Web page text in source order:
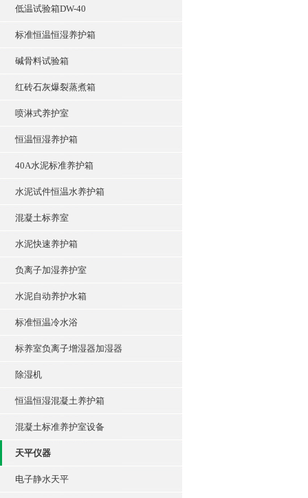
低温试验箱DW-40
标准恒温恒湿养护箱
碱骨料试验箱
红砖石灰爆裂蒸煮箱
喷淋式养护室
恒温恒湿养护箱
40A水泥标准养护箱
水泥试件恒温水养护箱
混凝土标养室
水泥快速养护箱
负离子加湿养护室
水泥自动养护水箱
标准恒温冷水浴
标养室负离子增湿器加湿器
除湿机
恒温恒湿混凝土养护箱
混凝土标准养护室设备
天平仪器
电子静水天平